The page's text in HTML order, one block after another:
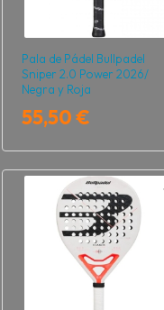
Pala de Pádel Bullpadel
Sniper 2.0 Power 2026/
Negra y Roja
55,50 €